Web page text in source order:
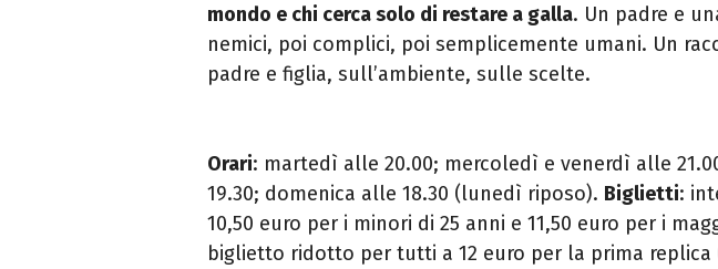
mondo e chi cerca solo di restare a galla. Un padre e
nemici, poi complici, poi semplicemente umani. Un
padre e figlia, sull’ambiente, sulle scelte.
Orari: martedì alle 20.00; mercoledì e venerdì alle
19.30; domenica alle 18.30 (lunedì riposo). Biglietti:
10,50 euro per i minori di 25 anni e 11,50 euro per i
biglietto ridotto per tutti a 12 euro per la prima replica